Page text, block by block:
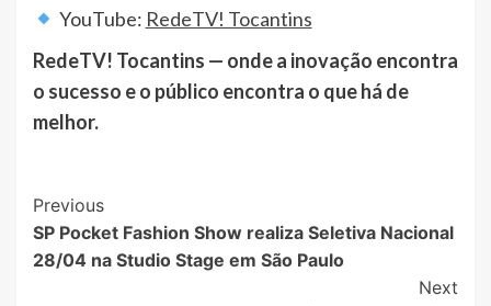
YouTube: RedeTV! Tocantins
RedeTV! Tocantins — onde a inovação encontra
o sucesso e o público encontra o que há de
melhor.
Post
Navigation
Previous
SP Pocket Fashion Show realiza Seletiva Nacional
28/04 na Studio Stage em São Paulo
Next